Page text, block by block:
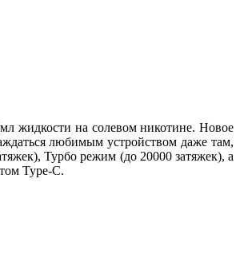
жидкости на солевом никотине. Новое
любимым устройством даже там,
Турбо режим (до 20000 затяжек), а
Type-C.